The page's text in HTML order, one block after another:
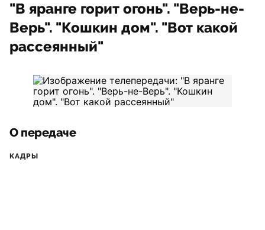
"В яранге горит огонь". "Верь-не-
Верь". "Кошкин дом". "Вот какой
рассеянный"
О передаче
КАДРЫ